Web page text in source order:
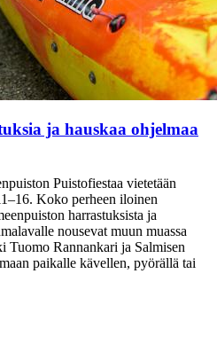
ja hauskaa ohjelmaa
Puistofiestaa vietetään
Koko perheen iloinen
harrastuksista ja
nousevat muun muassa
Tuomo Rannankari ja Salmisen
paikalle kävellen, pyörällä tai